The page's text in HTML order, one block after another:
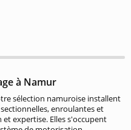
à Namur
sélection namuroise installent
enroulantes et
et expertise. Elles s'occupent